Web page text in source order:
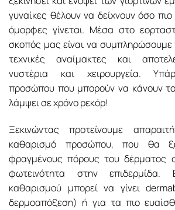
γυναίκες θέλουν να δείχνουν όσο
όμορφες γίνεται. Μέσα στο
σκοπός μας είναι να συμπληρώσουμε
τεχνικές αναίμακτες και
νυστέρια και χειρουργεία.
προσώπου που μπορούν να κάνουν
λάμψει σε χρόνο ρεκόρ!
Ξεκινώντας προτείνουμε
καθαρισμό προσώπου, που θα
φραγμένους πόρους του δέρματος
φωτεινότητα στην επιδερμίδα.
καθαρισμού μπορεί να γίνει
δερμοαπόξεση) ή για τα πιο